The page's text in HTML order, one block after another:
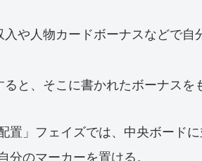
や人物カードボーナスなどで自
と、そこに書かれたボーナスを
置」フェイズでは、中央ボード
のマーカーを置ける。